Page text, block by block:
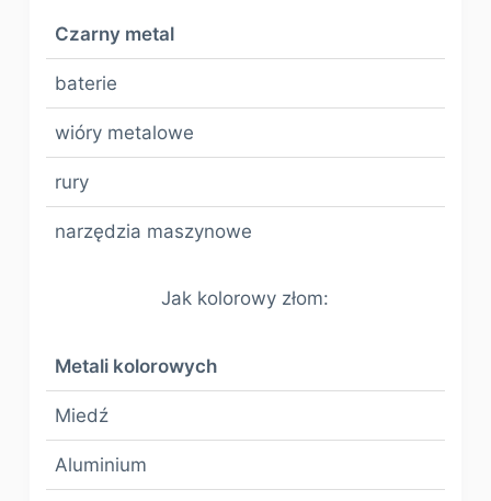
Czarny metal
baterie
wióry metalowe
rury
narzędzia maszynowe
Jak kolorowy złom:
Metali kolorowych
Miedź
Aluminium